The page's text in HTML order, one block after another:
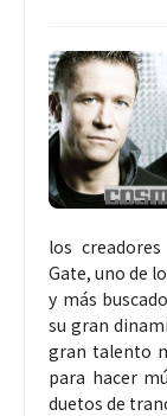
los
Gate, uno de
y más
su gran
gran talento
para hacer
duetos de